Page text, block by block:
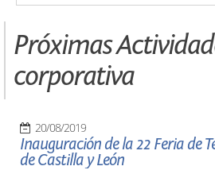
Próximas
corporativa
20/08/2019
Inauguración de la 22 Feria de
de Castilla y León